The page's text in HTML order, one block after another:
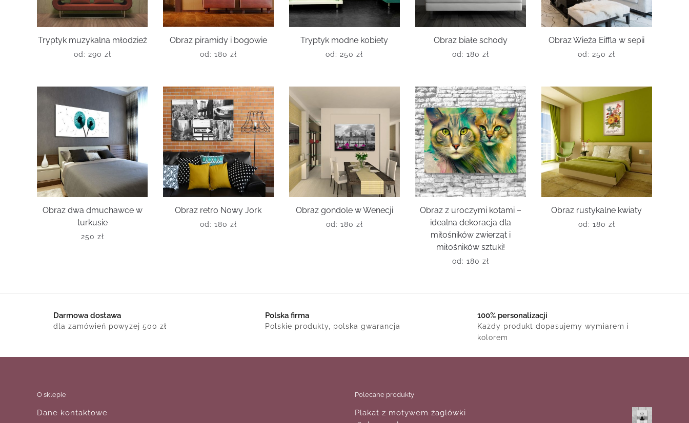
Tryptyk muzykalna młodzież
od: 290 zł
Obraz piramidy i bogowie
od: 180 zł
Tryptyk modne kobiety
od: 250zł
Obraz białe schody
od: 180 zł
Obraz Wieża Eiffla w sepii
od: 250zł
Obraz dwa dmuchawce w
turkusie
250 zł
Obraz retro Nowy Jork
od: 180 zł
Obraz gondole w Wenecji
od: 180 zł
Obraz z uroczymi kotami –
idealna dekoracja dla
miłośników zwierząt i
miłośników sztuki!
od: 180 zł
Obraz rustykalne kwiaty
od: 180 zł
Darmowa dostawa
dla zamówień powyżej 500 zł
Polska firma
Polskie produkty, polska gwarancja
100% personalizacji
Każdy produkt dopasujemy wymiarem i
kolorem
O sklepie
Dane kontaktowe
Polecane produkty
Plakat z motywem żaglówki